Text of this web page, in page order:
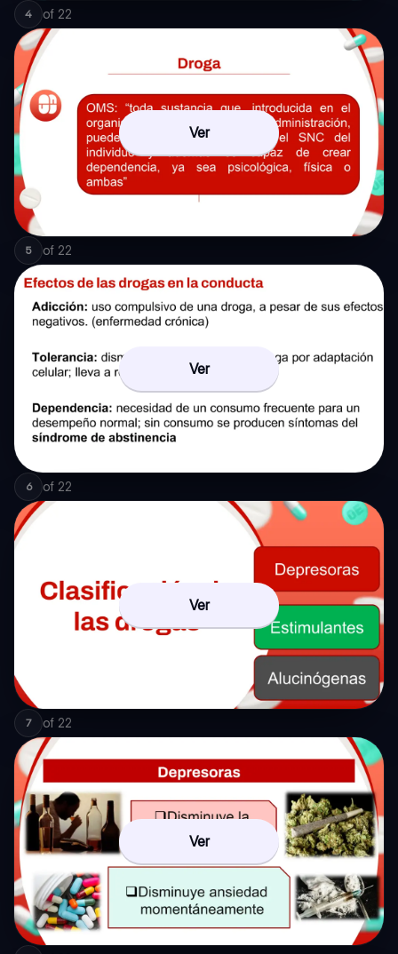
4 of 22
Ver
5 of 22
Ver
6 of 22
Ver
7 of 22
Ver